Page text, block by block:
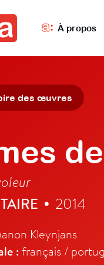
À propos
des œuvres
• 2014
Kleynjans
:français /